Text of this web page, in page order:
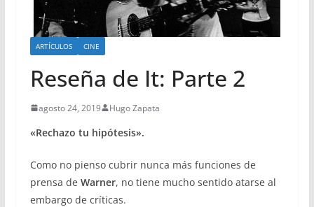
ARTÍCULOS CINE
Reseña de It: Parte 2
agosto 24, 2019 Hugo Zapata
«Rechazo tu hipótesis».
Como no pienso cubrir nunca más funciones de
prensa de Warner, no tiene mucho sentido atarse al
embargo de críticas.